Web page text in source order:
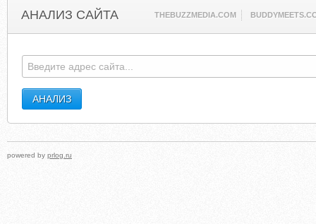
АНАЛИЗ САЙТА THEBUZZMEDIA.COM
powered by prlog.ru